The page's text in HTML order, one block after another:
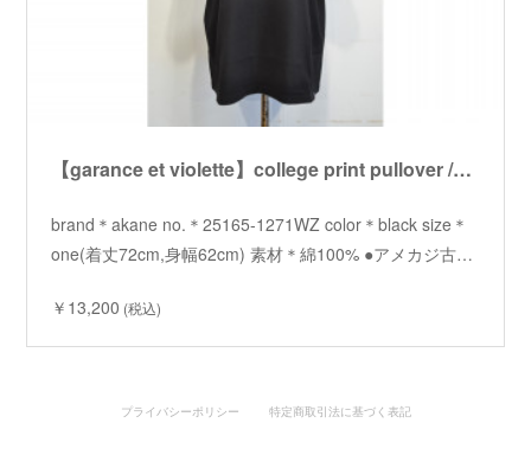
【garance et violette】college print pullover /【ギャランスエトヴィオレット】カレッジプリントプルオーバー
brand＊akane no.＊25165-1271WZ color＊black size＊
one(着丈72cm,身幅62cm) 素材＊綿100% ●アメカジ古…
￥13,200 (税込)
プライバシーポリシー 特定商取引法に基づく表記